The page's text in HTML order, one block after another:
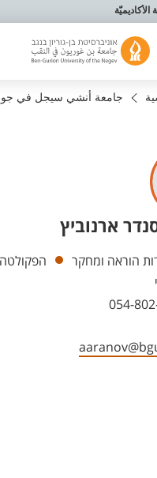
الأكاديميّة
جامعة أنشي سيجل في
ארנוביץ
הוראה ומחקר
054-